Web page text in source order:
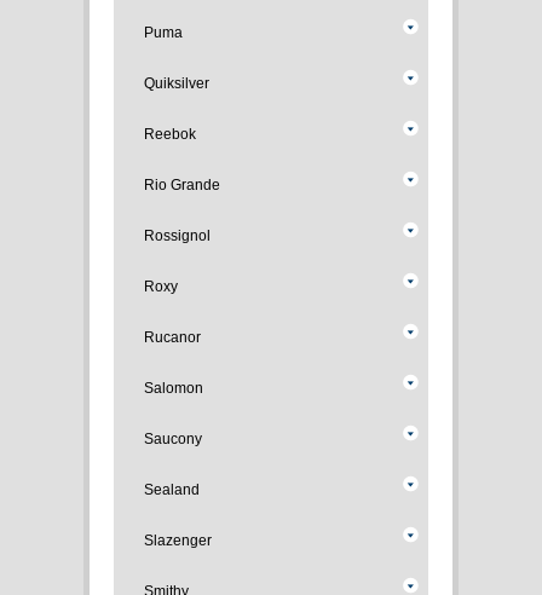
Puma
Quiksilver
Reebok
Rio Grande
Rossignol
Roxy
Rucanor
Salomon
Saucony
Sealand
Slazenger
Smithy